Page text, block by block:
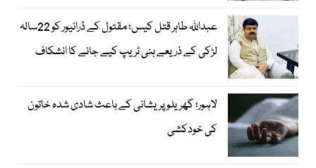
عبداللہ طاہر قتل کیس؛ مقتول کے ڈرائیور کو 22سالہ
لڑکی کے ذریعے ہنی ٹریپ کیے جانے کا انشکاف
لاہور؛ گھریلو پریشانی کے باعث شادی شدہ خاتون
کی خودکشی